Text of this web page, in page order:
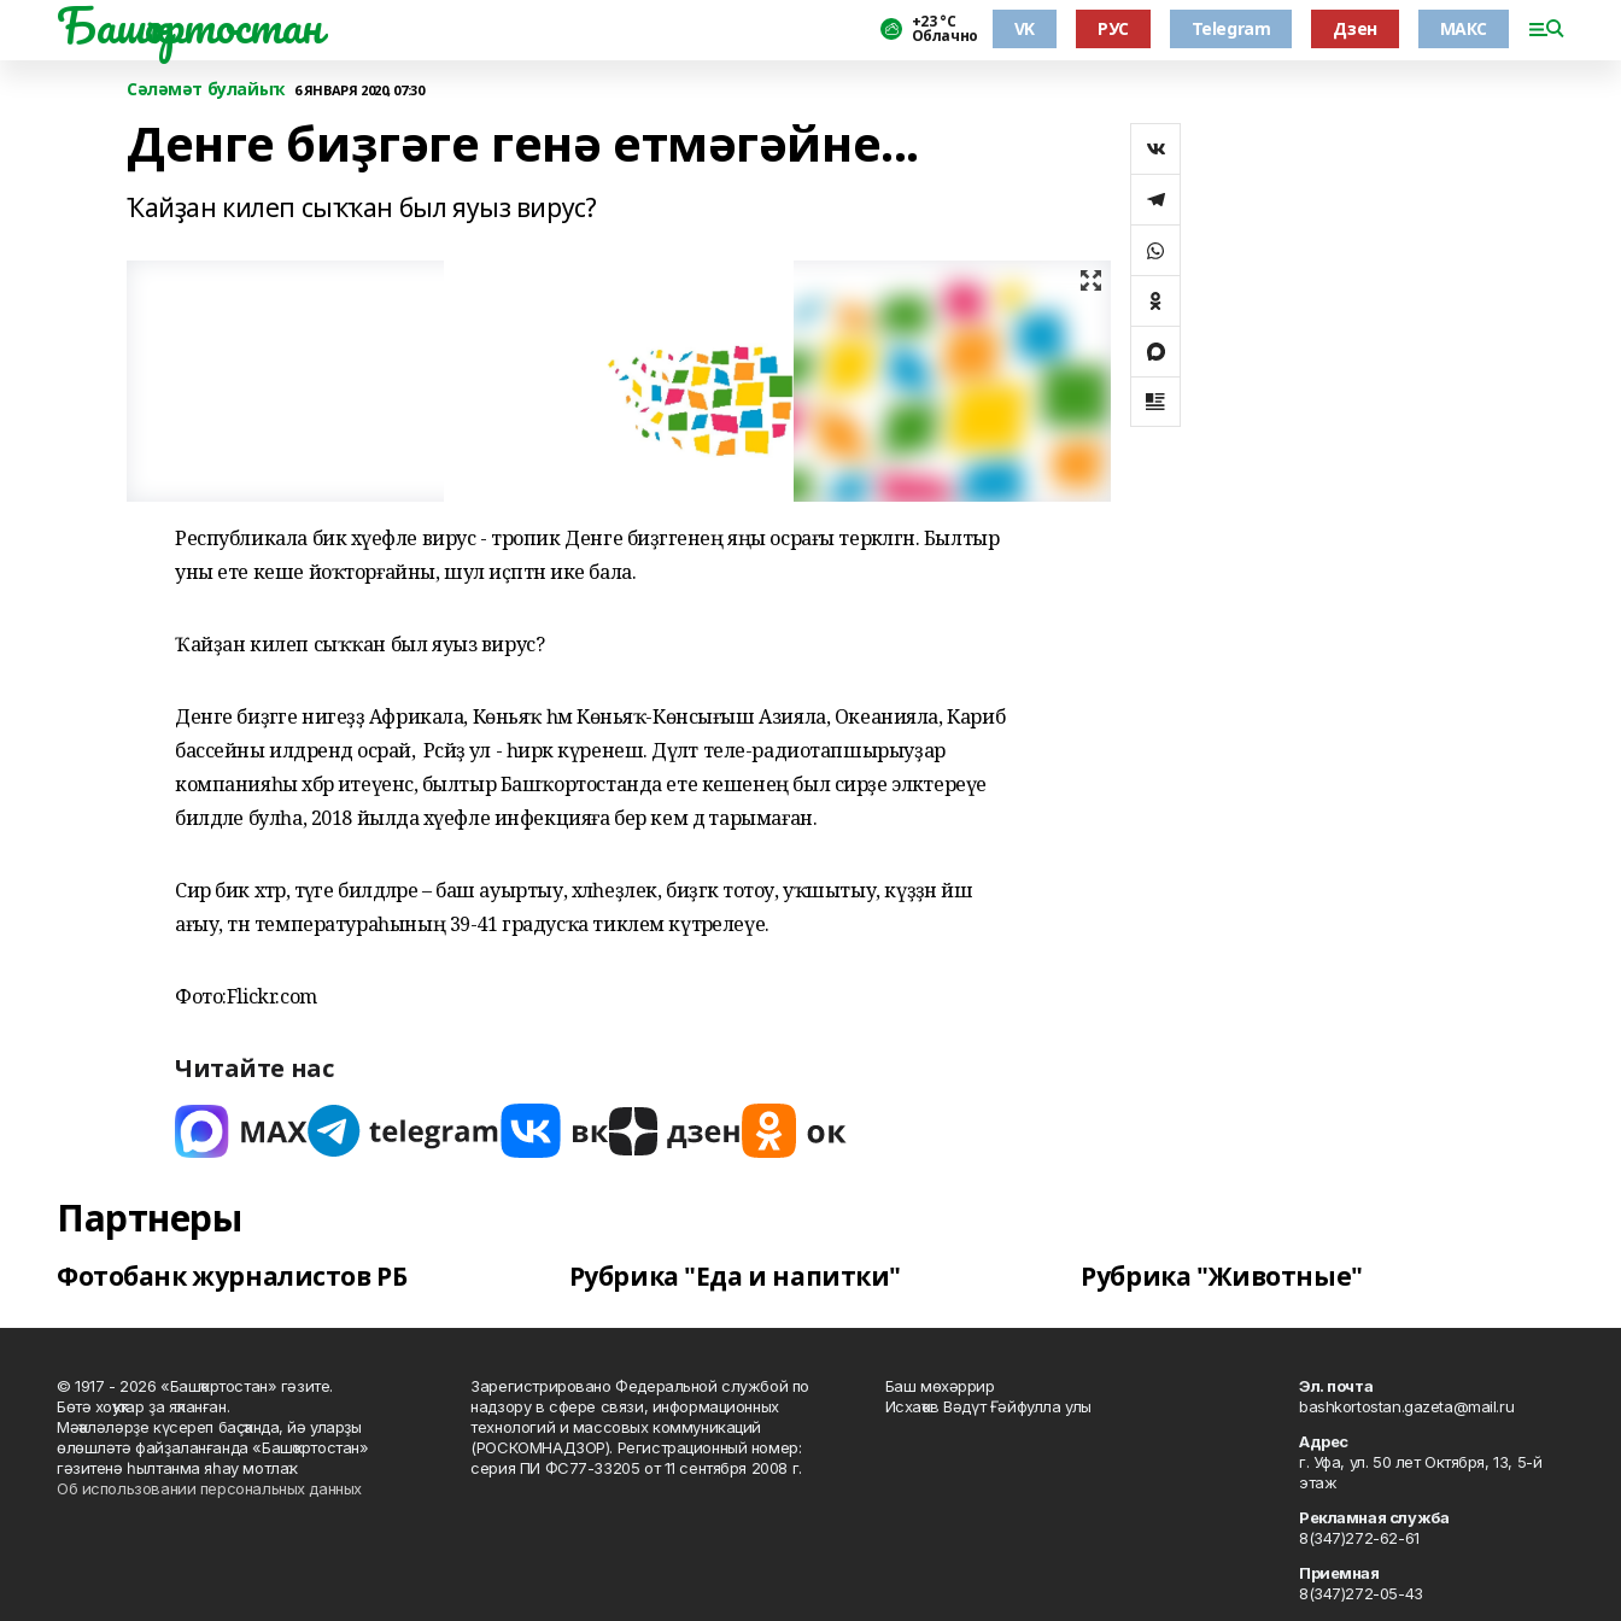
Башҡортостан +23 °С
Облачно VK РУС Telegram Дзен МАКС
Сәләмәт булайыҡ 6 ЯНВАРЯ 2020, 07:30
Денге биҙгәге генә етмәгәйне...
Ҡайҙан килеп сыҡҡан был яуыз вирус?
Республикала бик хәүефле вирус - тропик Денге биҙгәгенең яңы осрағы теркәлгән. Былтыр
уны ете кеше йоҡторғайны, шул иҫәптән ике бала.
Ҡайҙан килеп сыҡҡан был яуыз вирус?
Денге биҙгәге нигеҙҙә Африкала, Көньяҡ һәм Көньяҡ-Көнсығыш Азияла, Океанияла, Кариб
бассейны илдәрендә осрай, ә Рәсәйҙә ул - һирәк күренеш. Дәүләт теле-радиотапшырыуҙар
компанияһы хәбәр итеүенсә, былтыр Башҡортостанда ете кешенең был сирҙе эләктереүе
билдәле булһа, 2018 йылда хәүефле инфекцияға бер кем дә тарымаған.
Сир бик хәтәр, тәүге билдәләре – баш ауыртыу, хәлһеҙлек, биҙгәк тотоу, уҡшытыу, күҙҙән йәш
ағыу, тән температураһының 39-41 градусҡа тиклем күтәрелеүе.
Фото:Flickr.com
Читайте нас
Партнеры
Фотобанк журналистов РБ Рубрика "Еда и напитки" Рубрика "Животные"
© 1917 - 2026 «Башҡортостан» гәзите.
Бөтә хоҡуҡтар ҙа яҡланған.
Мәҡәләләрҙе күсереп баҫҡанда, йә уларҙы
өлөшләтә файҙаланғанда «Башҡортостан»
гәзитенә һылтанма яһау мотлаҡ.
Об использовании персональных данных
Зарегистрировано Федеральной службой по
надзору в сфере связи, информационных
технологий и массовых коммуникаций
(РОСКОМНАДЗОР). Регистрационный номер:
серия ПИ ФС77-33205 от 11 сентября 2008 г.
Баш мөхәррир
Исхаҡов Вәдүт Ғәйфулла улы
Эл. почта
bashkortostan.gazeta@mail.ru
Адрес
г. Уфа, ул. 50 лет Октября, 13, 5-й
этаж
Рекламная служба
8(347)272-62-61
Приемная
8(347)272-05-43